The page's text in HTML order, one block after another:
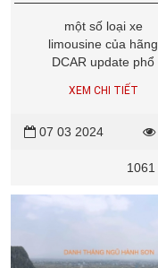
một số loại xe
limousine của hãng
DCAR update phổ
biến tại Việt Nam như
Hyundai Solati Dcar,
Limousine, Fuso
Thaco Dcar
Hyundai Universe
XEM CHI TIẾT
07 03 2024
1061